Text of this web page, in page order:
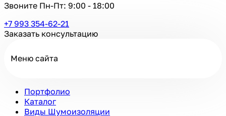
Звоните Пн-Пт: 9:00 - 18:00
+7 993 354-62-21
Заказать консультацию
Меню сайта
Портфолио
Каталог
Виды Шумоизоляции